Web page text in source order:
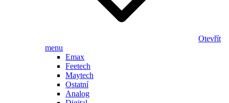
Otevřít
menu
Emax
Feetech
Maytech
Ostatní
Analog